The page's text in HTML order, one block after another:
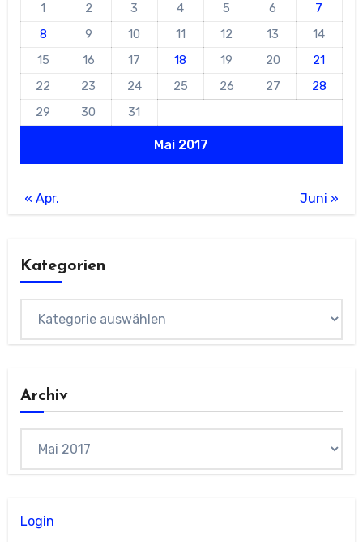
Mai 2017
1
2 3 4 5 6
7
8
9 10 11 12 13
14
15
16 17 18 19 20
21
22
23 24 25 26 27
28
29
30 31
« Apr. Juni »
Kategorien
Archiv
Login